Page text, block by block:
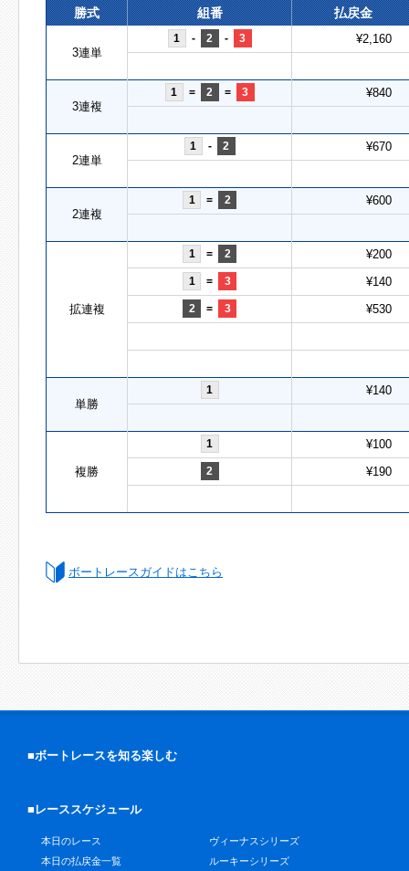
勝式 組番 払戻金
3連単
1 - 2 - 3 ¥2,160
3連複
1 = 2 = 3 ¥840
2連単
1 - 2 ¥670
2連複
1 = 2 ¥600
拡連複
1 = 2 ¥200
1 = 3 ¥140
2 = 3 ¥530
単勝
1 ¥140
複勝
1 ¥100
2 ¥190
ボートレースガイドはこちら
■ボートレースを知る楽しむ
■レーススケジュール
本日のレース
本日の払戻金一覧
ヴィーナスシリーズ
ルーキーシリーズ